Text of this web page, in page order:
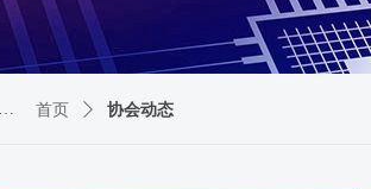
首页 ꄲ 协会动态